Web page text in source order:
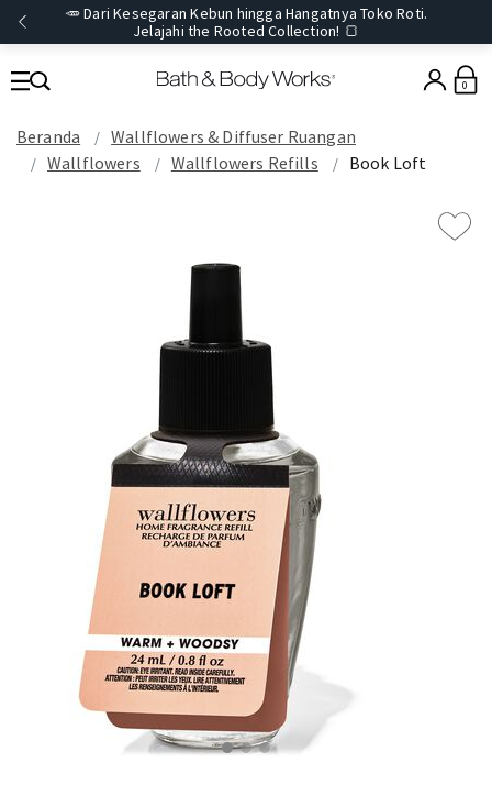
🥕 Dari Kesegaran Kebun hingga Hangatnya Toko Roti.
Jelajahi the Rooted Collection! 🍞
0
Beranda
Wallflowers & Diffuser Ruangan
Wallflowers
Wallflowers Refills Book Loft